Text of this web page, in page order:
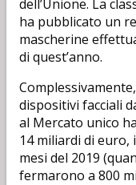
dell’Unione. La
ha pubblicato un
mascherine
di quest’anno.
dispositivi facciali
al Mercato unico
14 miliardi di euro,
mesi del 2019
fermarono a 800